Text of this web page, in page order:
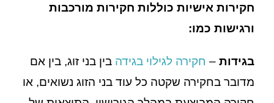
חקירות אישיות כוללות חקירות מורכבות
ורגישות כמו:
בגידות – חקירה לגילוי בגידה בין בני זוג, בין אם
מדובר בחקירה שקטה כל עוד בני הזוג נשואים, או